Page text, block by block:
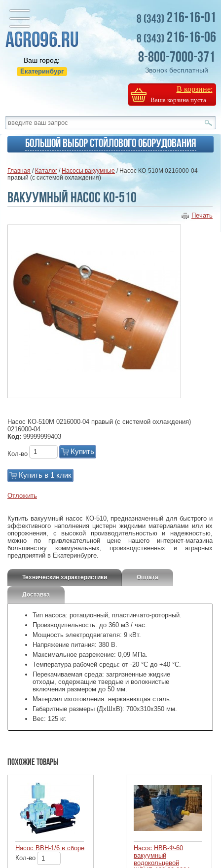
Ваш город:
Екатеринбург
8 (343) 216-16-01
8 (343) 216-16-06
8-800-7000-371
Звонок бесплатный
В корзине:
Ваша корзина пуста
Большой выбор стойлового оборудования
Главная / Каталог / Насосы вакуумные / Насос КО-510М 0216000-04
правый (с системой охлаждения)
Вакуумный насос КО-510
Печать
Насос КО-510М 0216000-04 правый (с системой охлаждения)
0216000-04
Код: 99999999403
Кол-во Купить
Купить в 1 клик
Отложить
Купить вакуумный насос КО-510, предназначенный для быстрого и
эффективного наполнения цистерн жидкими материалами или их
опорожнения, с высокой производительностью и надежностью,
можно по привлекательной цене нашего интернет-магазина
большинству коммунальных, производственных и аграрных
предприятий в Екатеринбурге.
Технические характеристики Оплата
Доставка
Тип насоса: ротационный, пластинчато-роторный.
Производительность: до 360 м3 / час.
Мощность электродвигателя: 9 кВт.
Напряжение питания: 380 В.
Максимальное разрежение: 0,09 МПа.
Температура рабочей среды: от -20 °C до +40 °C.
Перекачиваемая среда: загрязненные жидкие
отходы, содержащие твердые и волокнистые
включения размером до 50 мм.
Материал изготовления: нержавеющая сталь.
Габаритные размеры (ДхШхВ): 700х310х350 мм.
Вес: 125 кг.
Похожие товары
Насос ВВН-1/6 в сборе
Кол-во
Насос НВВ-Ф-60
вакуумный
водокольцевой